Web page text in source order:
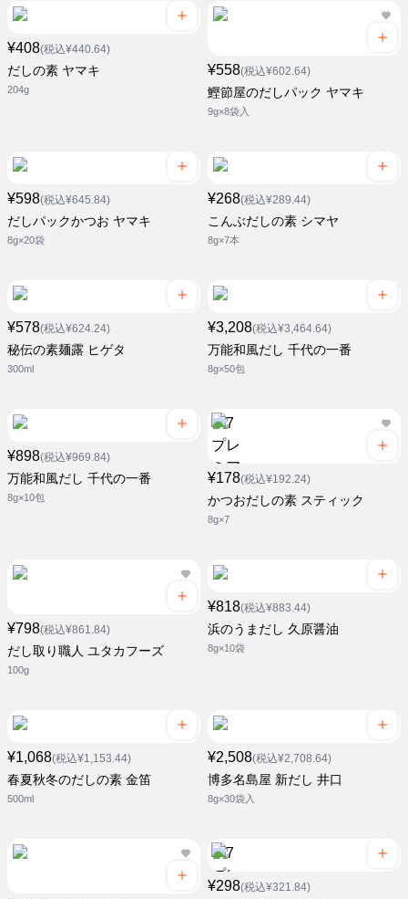
¥408(税込¥440.64)
だしの素 ヤマキ
204g
¥558(税込¥602.64)
鰹節屋のだしパック ヤマキ
9g×8袋入
¥598(税込¥645.84)
だしパックかつお ヤマキ
8g×20袋
¥268(税込¥289.44)
こんぶだしの素 シマヤ
8g×7本
¥578(税込¥624.24)
秘伝の素麺露 ヒゲタ
300ml
¥3,208(税込¥3,464.64)
万能和風だし 千代の一番
8g×50包
¥898(税込¥969.84)
万能和風だし 千代の一番
8g×10包
¥178(税込¥192.24)
かつおだしの素 スティック
8g×7
¥798(税込¥861.84)
だし取り職人 ユタカフーズ
100g
¥818(税込¥883.44)
浜のうまだし 久原醤油
8g×10袋
¥1,068(税込¥1,153.44)
春夏秋冬のだしの素 金笛
500ml
¥2,508(税込¥2,708.64)
博多名島屋 新だし 井口
8g×30袋入
¥298(税込¥321.84)